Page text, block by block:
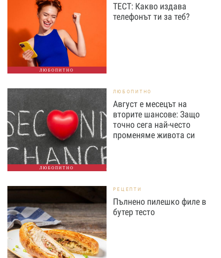
ЛЮБОПИТНО
ТЕСТ: Какво издава
телефонът ти за теб?
ЛЮБОПИТНО
ЛЮБОПИТНО
Август е месецът на
вторите шансове: Защо
точно сега най-често
променяме живота си
РЕЦЕПТИ
Пълнено пилешко филе в
бутер тесто